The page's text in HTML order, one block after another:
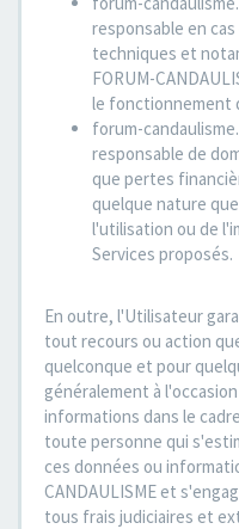
responsable en
techniques et
FORUM-
le fonctionnement
forum-
responsable de
que pertes
quelque nature
l'utilisation ou de
Services proposés.
En outre, l'Utilisateur
tout recours ou action
quelconque et pour
généralement à
informations dans le
toute personne qui
ces données ou
CANDAULISME et
tous frais judiciaires et